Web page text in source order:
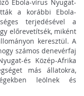
Ebola-vírus Nyugat-
a korábbi Ebola-
terjedésével a
előrevetítsék, miként
keresztül. A
számos denevérfaj
és Közép-Afrika
más állatokra,
leölnek és